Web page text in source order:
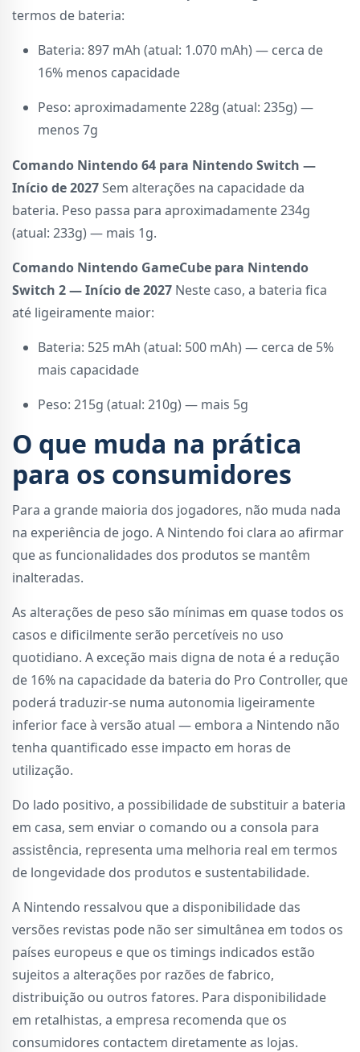
termos de bateria:
Bateria: 897 mAh (atual: 1.070 mAh) — cerca de
16% menos capacidade
Peso: aproximadamente 228g (atual: 235g) —
menos 7g
Comando Nintendo 64 para Nintendo Switch —
Início de 2027Sem alterações na capacidade da
bateria. Peso passa para aproximadamente 234g
(atual: 233g) — mais 1g.
Comando Nintendo GameCube para Nintendo
Switch 2 — Início de 2027 Neste caso, a bateria fica
até ligeiramente maior:
Bateria: 525 mAh (atual: 500 mAh) — cerca de 5%
mais capacidade
Peso: 215g (atual: 210g) — mais 5g
O que muda na prática
para os consumidores
Para a grande maioria dos jogadores, não muda nada
na experiência de jogo. A Nintendo foi clara ao afirmar
que as funcionalidades dos produtos se mantêm
inalteradas.
As alterações de peso são mínimas em quase todos os
casos e dificilmente serão percetíveis no uso
quotidiano. A exceção mais digna de nota é a redução
de 16% na capacidade da bateria do Pro Controller, que
poderá traduzir-se numa autonomia ligeiramente
inferior face à versão atual — embora a Nintendo não
tenha quantificado esse impacto em horas de
utilização.
Do lado positivo, a possibilidade de substituir a bateria
em casa, sem enviar o comando ou a consola para
assistência, representa uma melhoria real em termos
de longevidade dos produtos e sustentabilidade.
A Nintendo ressalvou que a disponibilidade das
versões revistas pode não ser simultânea em todos os
países europeus e que os timings indicados estão
sujeitos a alterações por razões de fabrico,
distribuição ou outros fatores. Para disponibilidade
em retalhistas, a empresa recomenda que os
consumidores contactem diretamente as lojas.